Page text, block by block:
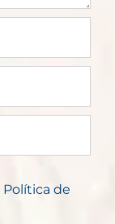
Política de